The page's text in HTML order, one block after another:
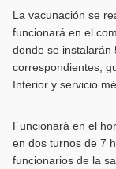
La vacunación se
funcionará en el
donde se instalarán
correspondientes,
Interior y servicio
Funcionará en el
en dos turnos de 7
funcionarios de la